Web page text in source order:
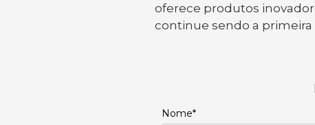
oferece produtos
continue sendo a primeira
Nome*